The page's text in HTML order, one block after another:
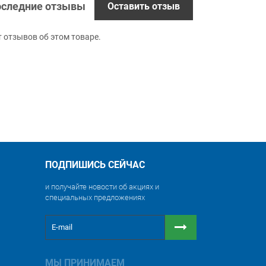
отзывы Оставить отзыв
отзывов об этом товаре.
ПОДПИШИСЬ СЕЙЧАС
и получайте новости об акциях и
специальных предложениях
МЫ ПРИНИМАЕМ